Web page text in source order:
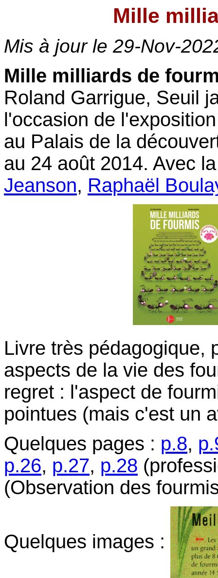
Mille
Mis à jour le 29-Nov-
Mille milliards de
Roland Garrigue, Seuil
l'occasion de
au Palais de la
au 24 août 2014. Avec
Jeanson, Raphaël
Livre très pédagogique,
aspects de la vie des
regret : l'aspect de
pointues (mais c'est un
Quelques pages : p.8,
p.26, p.27, p.28
(Observation des
Quelques images :